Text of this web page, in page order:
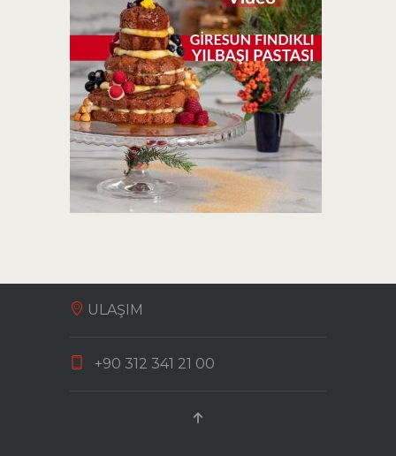
ADAPAZARI BEYAZ KESTANE
KABAKLI YILBAŞI TATLISI | VIDEO
GIRESUN FINDIKLI YILBAŞI
ULAŞIM
+90 312 341 21 00